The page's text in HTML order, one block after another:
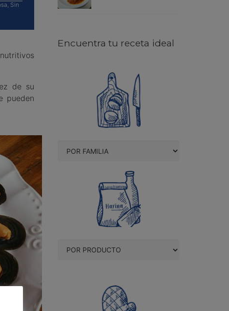
Sin
de su
pueden
Encuentra tu receta ideal